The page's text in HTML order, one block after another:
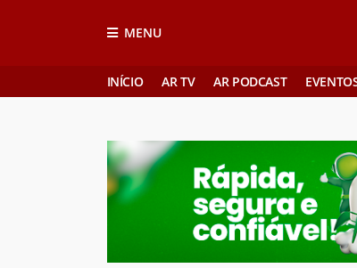
MENU
INÍCIO AR TV AR PODCAST